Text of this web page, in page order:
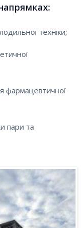
техніки;
фармацевтичної
пари та